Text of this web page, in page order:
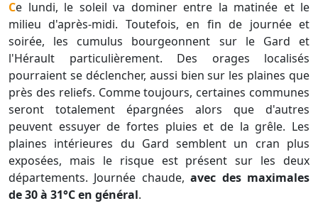
Ce lundi, le soleil va dominer entre la matinée et le
milieu d'après-midi. Toutefois, en fin de journée et
soirée, les cumulus bourgeonnent sur le Gard et
l'Hérault particulièrement. Des orages localisés
pourraient se déclencher, aussi bien sur les plaines que
près des reliefs. Comme toujours, certaines communes
seront totalement épargnées alors que d'autres
peuvent essuyer de fortes pluies et de la grêle. Les
plaines intérieures du Gard semblent un cran plus
exposées, mais le risque est présent sur les deux
départements. Journée chaude,avec des maximales
de 30 à 31°C en général.